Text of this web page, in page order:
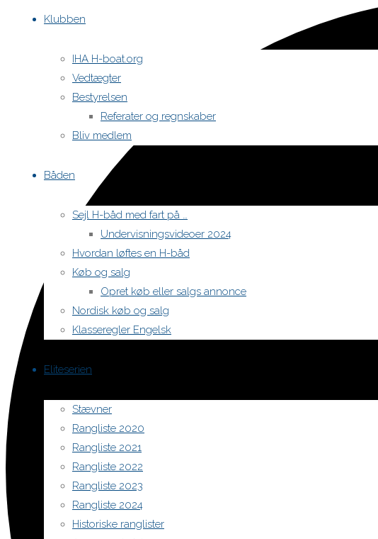
Klubben
IHA H-boat.org
Vedtægter
Bestyrelsen
Referater og regnskaber
Bliv medlem
Båden
Sejl H-båd med fart på …
Undervisningsvideoer 2024
Hvordan løftes en H-båd
Køb og salg
Opret køb eller salgs annonce
Nordisk køb og salg
Klasseregler Engelsk
Eliteserien
Stævner
Rangliste 2020
Rangliste 2021
Rangliste 2022
Rangliste 2023
Rangliste 2024
Historiske ranglister